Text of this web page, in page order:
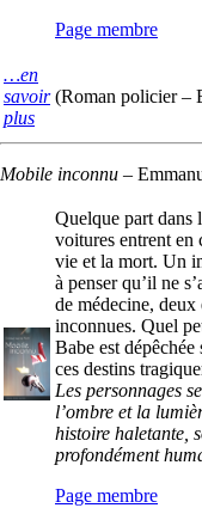
Page membre
…en
savoir
plus
(Roman policier –
Mobile inconnu –
Quelque part dans
voitures entrent en
vie et la mort. Un
à penser qu’il ne
de médecine,
inconnues. Quel
Babe est
ces destins
Les personnages
l’ombre et la
histoire haletante,
profondément
Page membre